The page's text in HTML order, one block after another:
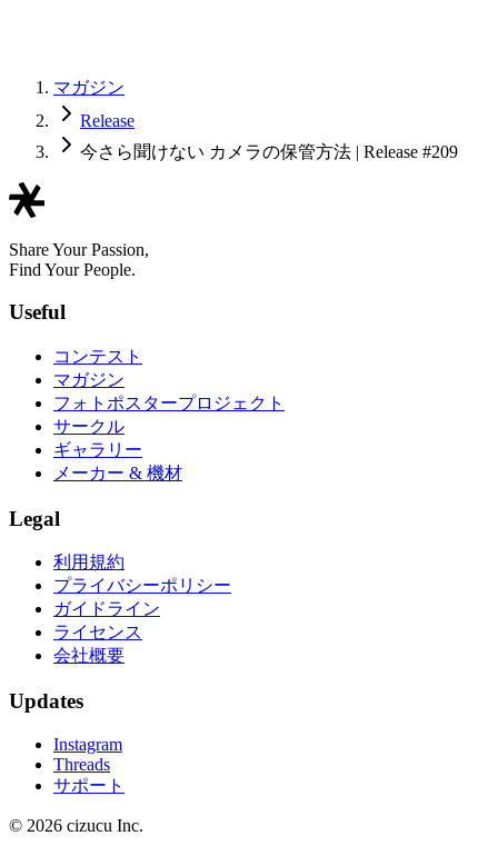
マガジン
Release
今さら聞けない カメラの保管方法 | Release #209
Share Your Passion,
Find Your People.
Useful
コンテスト
マガジン
フォトポスタープロジェクト
サークル
ギャラリー
メーカー & 機材
Legal
利用規約
プライバシーポリシー
ガイドライン
ライセンス
会社概要
Updates
Instagram
Threads
サポート
© 2026 cizucu Inc.